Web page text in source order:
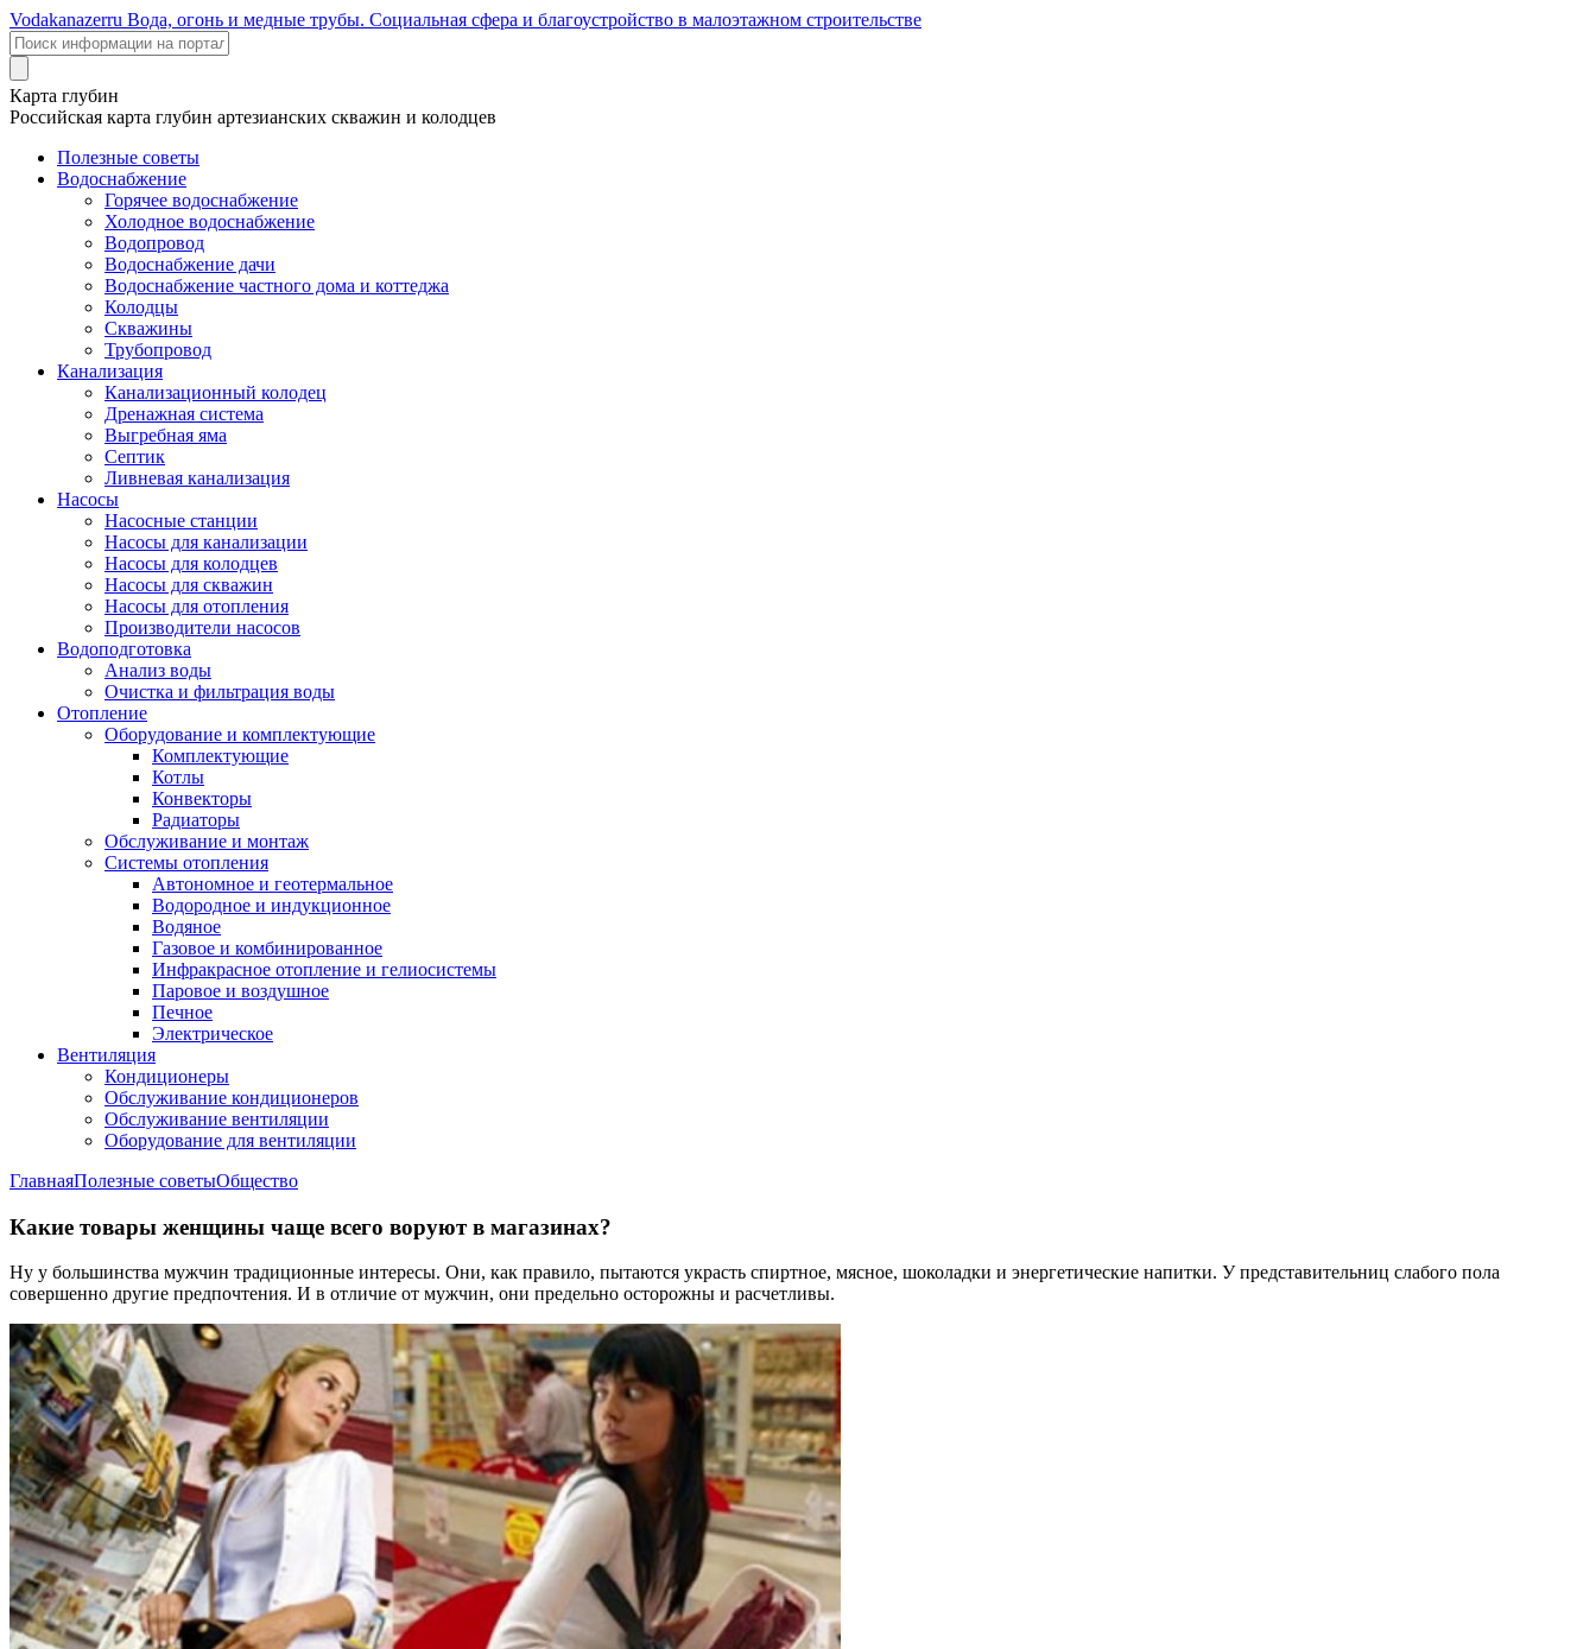
Vodakanazerru Вода, огонь и медные трубы. Социальная сфера и благоустройство в малоэтажном строительстве
Карта глубин
Российская карта глубин артезианских скважин и колодцев
Полезные советы
Водоснабжение
Горячее водоснабжение
Холодное водоснабжение
Водопровод
Водоснабжение дачи
Водоснабжение частного дома и коттеджа
Колодцы
Скважины
Трубопровод
Канализация
Канализационный колодец
Дренажная система
Выгребная яма
Септик
Ливневая канализация
Насосы
Насосные станции
Насосы для канализации
Насосы для колодцев
Насосы для скважин
Насосы для отопления
Производители насосов
Водоподготовка
Анализ воды
Очистка и фильтрация воды
Отопление
Оборудование и комплектующие
Комплектующие
Котлы
Конвекторы
Радиаторы
Обслуживание и монтаж
Системы отопления
Автономное и геотермальное
Водородное и индукционное
Водяное
Газовое и комбинированное
Инфракрасное отопление и гелиосистемы
Паровое и воздушное
Печное
Электрическое
Вентиляция
Кондиционеры
Обслуживание кондиционеров
Обслуживание вентиляции
Оборудование для вентиляции
ГлавнаяПолезные советыОбщество
Какие товары женщины чаще всего воруют в магазинах?
Ну у большинства мужчин традиционные интересы. Они, как правило, пытаются украсть спиртное, мясное, шоколадки и энергетические напитки. У представительниц слабого пола
совершенно другие предпочтения. И в отличие от мужчин, они предельно осторожны и расчетливы.